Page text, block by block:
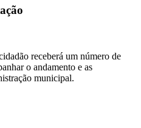
receberá um número de
o andamento e as
municipal.